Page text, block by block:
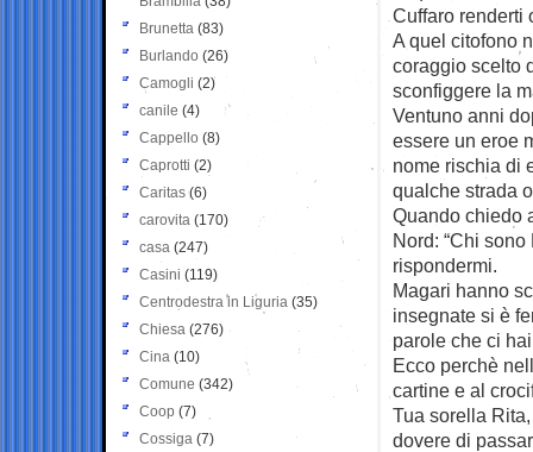
Cuffaro renderti
A quel citofono
coraggio scelto
sconfiggere la
Ventuno anni
essere un eroe
nome rischia di
qualche strada
Quando chiedo
Nord: “Chi
rispondermi.
Magari hanno
insegnate si è
parole che ci
Ecco perchè
cartine e al
Tua sorella
dovere di
Brunetta (83)
Burlando (26)
Camogli (2)
canile (4)
Cappello (8)
Caprotti (2)
Caritas (6)
carovita (170)
casa (247)
Casini (119)
Centrodestra in Liguria (35)
Chiesa (276)
Cina (10)
Comune (342)
Coop (7)
Cossiga (7)